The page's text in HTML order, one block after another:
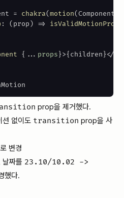
= chakra(motion(Component
: (prop) => isValidMotionProp
{ ... props}>{children}</
prop을 제거했다.
션 없이도 transition prop을 사
변경
날짜를 23.10/10.02 ->
했다.